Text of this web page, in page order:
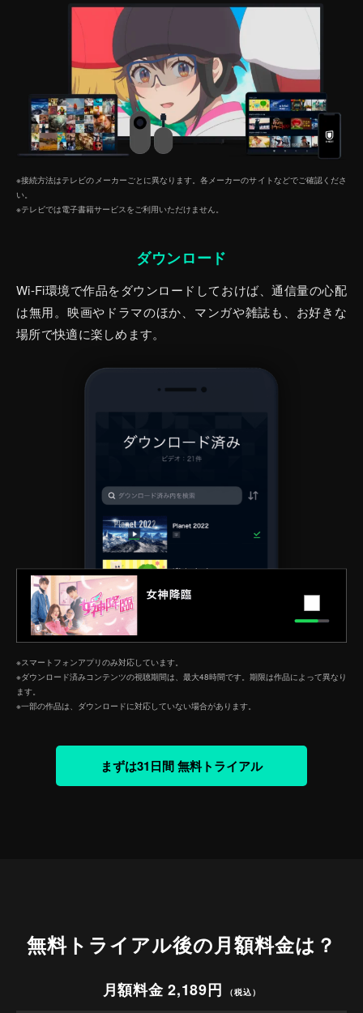
※接続方法はテレビのメーカーごとに異なります。各メーカーのサイトなどでご確認くださ
い。
※テレビでは電子書籍サービスをご利⽤いただけません。
ダウンロード
Wi-Fi環境で作品をダウンロードしておけば、通信量の心配
は無用。映画やドラマのほか、マンガや雑誌も、お好きな
場所で快適に楽しめます。
※スマートフォンアプリのみ対応しています。
※ダウンロード済みコンテンツの視聴期間は、最大48時間です。期限は作品によって異なり
ます。
※一部の作品は、ダウンロードに対応していない場合があります。
まずは31日間 無料トライアル
無料トライアル後の月額料金は？
月額料金 2,189円 （税込）